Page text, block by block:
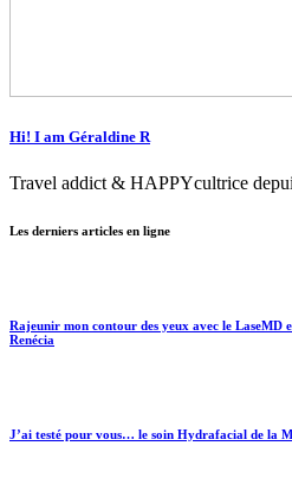
Hi! I am Géraldine R
Travel addict & HAPPYcultrice
Les derniers articles en ligne
Rajeunir mon contour des yeux avec le LaseMD
Renécia
J’ai testé pour vous… le soin Hydrafacial de la